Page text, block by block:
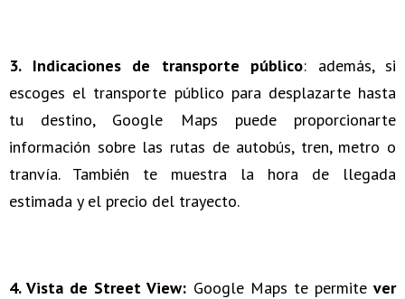
3. Indicaciones de transporte público: además, si
escoges el transporte público para desplazarte hasta
tu destino, Google Maps puede proporcionarte
información sobre las rutas de autobús, tren, metro o
tranvía. También te muestra la hora de llegada
estimada y el precio del trayecto.
4. Vista de Street View: Google Maps te permitever